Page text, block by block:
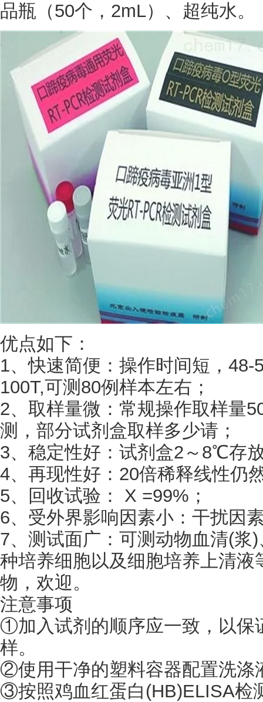
品瓶（50个，2mL）、超纯水。
优点如下：
1、快速简便：操作时间短，
100T,可测80例样本左右；
2、取样量微：常规操作取样量
测，部分试剂盒取样多少请；
3、稳定性好：试剂盒2～8℃存
4、再现性好：20倍稀释线性仍
5、回收试验： X =99%；
6、受外界影响因素小：干扰因
7、测试面广：可测动物血清(浆
种培养细胞以及细胞培养上清
物，欢迎。
注意事项
①加入试剂的顺序应一致，以保
样。
②使用干净的塑料容器配置洗涤
③按照鸡血红蛋白(HB)ELISA检